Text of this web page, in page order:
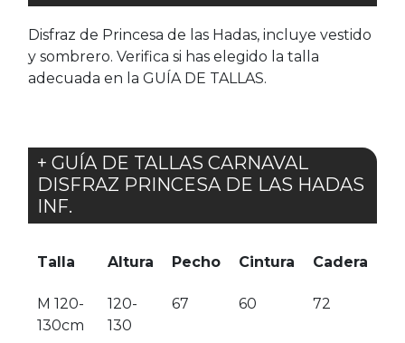
Disfraz de Princesa de las Hadas, incluye vestido
y sombrero. Verifica si has elegido la talla
adecuada en la GUÍA DE TALLAS.
+ GUÍA DE TALLAS CARNAVAL
DISFRAZ PRINCESA DE LAS HADAS
INF.
Talla Altura Pecho Cintura Cadera
M 120-
130cm
120-
130
67 60 72